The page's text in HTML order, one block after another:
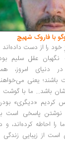
با فاروک شهیچ‭
خود را از دست داده‌اند
عقل سلیم
دنیای امروز،
یعنی
باشد... ما با گوشت
کردیم «دیگری»
نوشتن پاسخی است
را احاطه کرده‌اند، و
از زیبایی زندگی